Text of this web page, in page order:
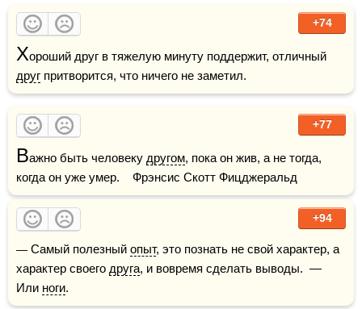
+74
Х
друг притворится, что ничего не заметил.
+77
Важно быть человеку другом, пока он жив, а не тогда,
когда он уже умер.    Фрэнсис Скотт Фицджеральд
+94
— Самый полезный опыт, это познать не свой характер, а
характер своего друга, и вовремя сделать выводы.  —
Или ноги.